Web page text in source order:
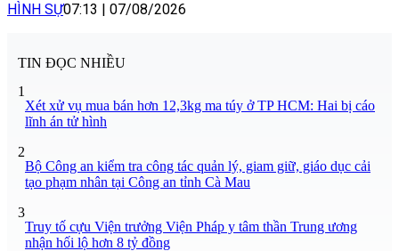
HÌNH SỰ07:13 | 07/08/2026
TIN ĐỌC NHIỀU
1
Xét xử vụ mua bán hơn 12,3kg ma túy ở TP HCM: Hai bị cáo
lĩnh án tử hình
2
Bộ Công an kiểm tra công tác quản lý, giam giữ, giáo dục cải
tạo phạm nhân tại Công an tỉnh Cà Mau
3
Truy tố cựu Viện trưởng Viện Pháp y tâm thần Trung ương
nhận hối lộ hơn 8 tỷ đồng